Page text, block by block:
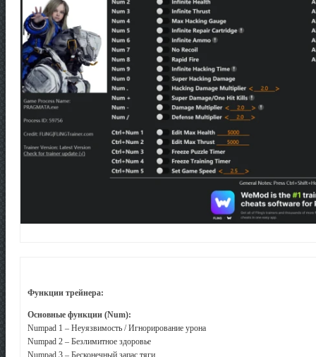
Функции трейнера:
Основные функции (Num):
Numpad 1 – Неуязвимость / Игнорирование урона
Numpad 2 – Безлимитное здоровье
Numpad 3 – Бесконечный запас тяги